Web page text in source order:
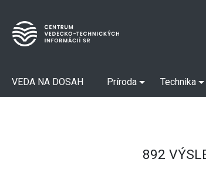
VEDA NA DOSAH Príroda Technika
892